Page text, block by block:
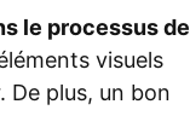
le processus de
visuels
De plus, un bon